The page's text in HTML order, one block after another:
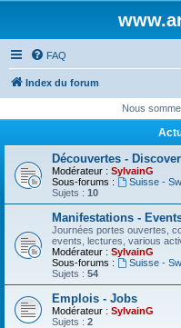
FAQ
Index du forum
Nous
Découvertes -
Modérateur : SylvainG
Sous-forums :
Suisse -
Sujets : 10
Manifestations -
Journées portes ouvertes,
events, lectures, various
Modérateur : SylvainG
Sous-forums :
Suisse -
Sujets : 54
Emplois - Jobs
Modérateur : SylvainG
Sujets : 2